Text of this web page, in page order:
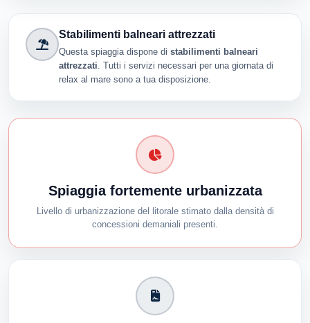
Stabilimenti balneari attrezzati
Questa spiaggia dispone di stabilimenti balneari
attrezzati. Tutti i servizi necessari per una giornata di
relax al mare sono a tua disposizione.
Spiaggia fortemente urbanizzata
Livello di urbanizzazione del litorale stimato dalla densità di
concessioni demaniali presenti.